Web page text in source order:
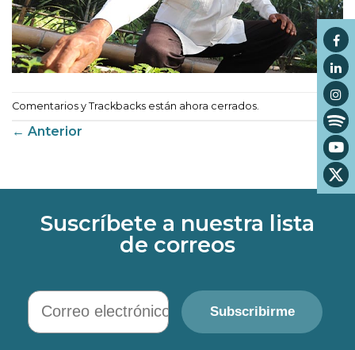
Comentarios y Trackbacks están ahora cerrados.
← Anterior
Suscríbete a nuestra lista
de correos
Correo electrónico
Subscribirme